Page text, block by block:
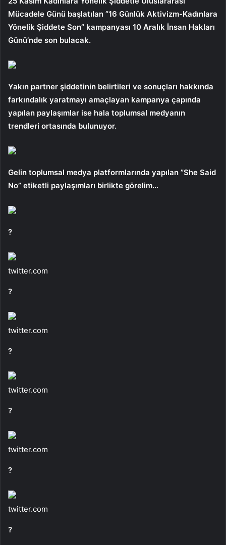
Mücadele Günü başlatılan ”16 Günlük Aktivizm-Kadınlara
Yönelik Şiddete Son” kampanyası 10 Aralık İnsan Hakları
Günü’nde son bulacak.
Yakın partner şiddetinin belirtileri ve sonuçları hakkında
farkındalık yaratmayı amaçlayan kampanya çapında
yapılan paylaşımlar ise hala toplumsal medyanın
trendleri ortasında bulunuyor.
Gelin toplumsal medya platformlarında yapılan ”She Said
No” etiketli paylaşımları birlikte görelim…
?
twitter.com
?
twitter.com
?
twitter.com
?
twitter.com
?
twitter.com
?